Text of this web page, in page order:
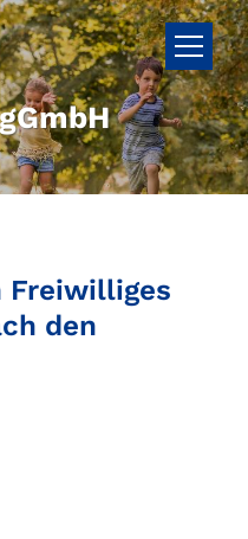
Freiwilliges
den